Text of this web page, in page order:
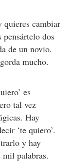
quieres cambiar
dos
de un novio.
mucho.
es
tal vez
Hay
‘te quiero’.
y hay
mil palabras.